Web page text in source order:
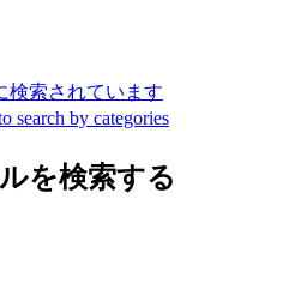
検索されています
search by categories
を検索する